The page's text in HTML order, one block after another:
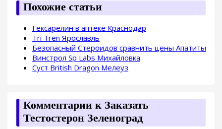
Похожие статьи
Гексарелин в аптеке Краснодар
Tri Tren Ярославль
Безопасный Стероидов сравнить цены Апатиты
Винстрол Sp Labs Михайловка
Суст British Dragon Мелеуз
Комментарии к Заказать
Тестостерон Зеленоград